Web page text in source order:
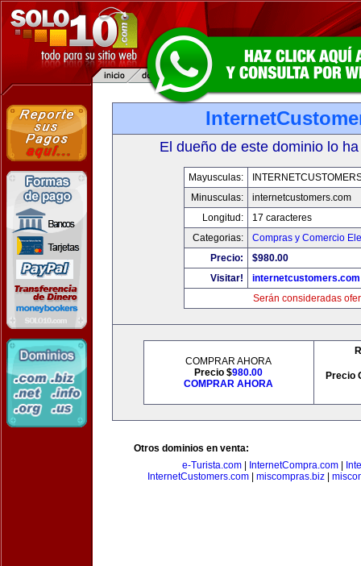
El dueño de este dominio lo
Mayusculas:
Minusculas:
internetcustomers.com
Longitud:
17 caracteres
Categorias:
Compras y Comercio
Precio:
$980.00
Visitar!
internetcustomers.com
Serán consideradas
COMPRAR AHORA
Precio $980.00
COMPRAR AHORA
Precio
Otros dominios en venta:
e-Turista.com
InternetCompra.com
InternetCustomers.com| miscompras.biz|